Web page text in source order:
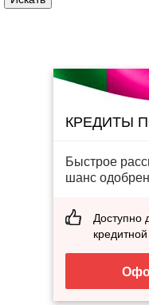
КРЕДИТЫ
Быстрое
шанс
Доступно